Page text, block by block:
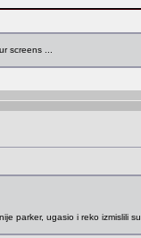
screens ...
parker, ugasio i reko izmislili